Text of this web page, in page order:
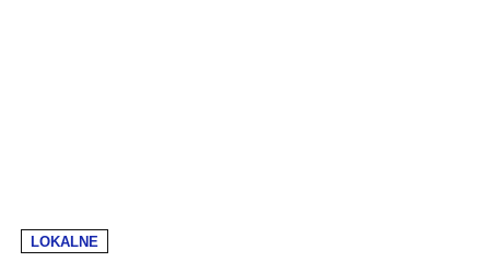
LOKALNE